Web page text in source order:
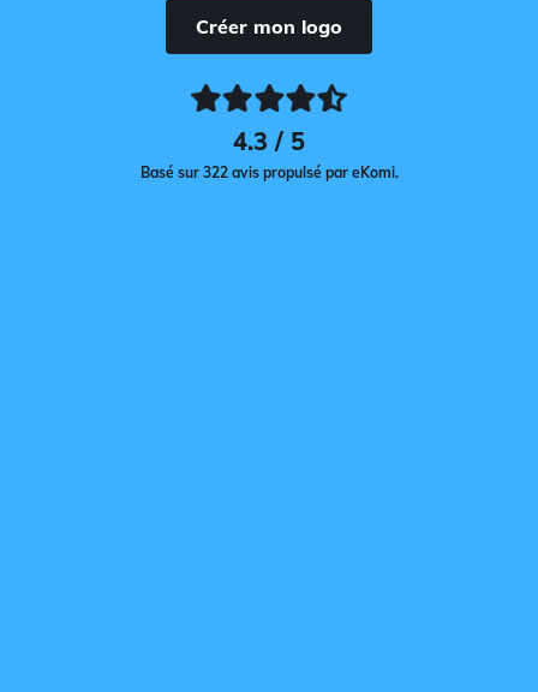
Créer mon logo
4.3 / 5
Basé sur 322 avis propulsé par eKomi.